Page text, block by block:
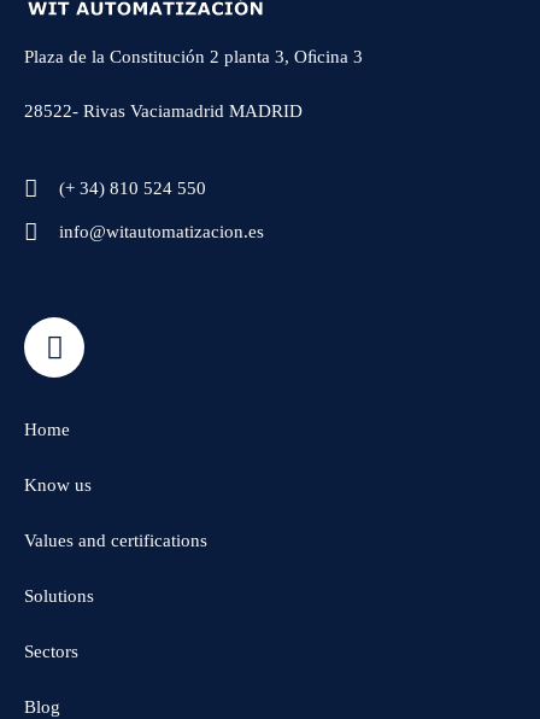
Plaza de la Constitución 2 planta 3, Oﬁcina 3
28522- Rivas Vaciamadrid MADRID
(+ 34) 810 524 550
info@witautomatizacion.es
Home
Know us
Values and certifications
Solutions
Sectors
Blog